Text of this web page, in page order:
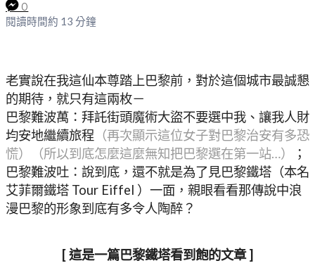
0
閱讀時間約 13 分鐘
老實說在我這仙本尊踏上巴黎前，對於這個城市最誠懇
的期待，就只有這兩枚－
巴黎難波萬：拜託街頭魔術大盜不要選中我、讓我人財
均安地繼續旅程 （再次顯示這位女子對巴黎治安有多恐
慌）（所以到底怎麼這麼無知把巴黎選在第一站…）
；
巴黎難波吐：說到底，還不就是為了見巴黎鐵塔（本名
艾菲爾鐵塔 Tour Eiffel ）一面，親眼看看那傳說中浪
漫巴黎的形象到底有多令人陶醉？
[ 這是一篇巴黎鐵塔看到飽的文章 ]